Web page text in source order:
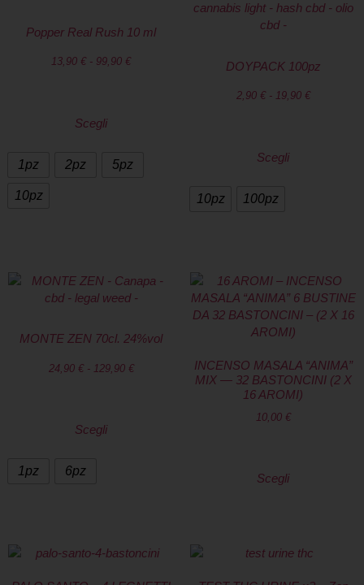
Popper Real Rush 10 ml
13,90 € - 99,90 €
Scegli
1pz 2pz 5pz
10pz
DOYPACK 100pz
2,90 € - 19,90 €
Scegli
10pz 100pz
MONTE ZEN 70cl. 24%vol
24,90 € - 129,90 €
Scegli
1pz 6pz
INCENSO MASALA “ANIMA”
MIX — 32 BASTONCINI (2 X
16 AROMI)
10,00 €
Scegli